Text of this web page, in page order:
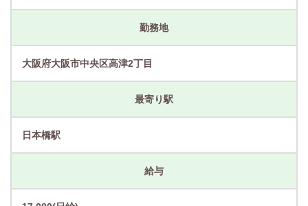
勤務地
大阪府大阪市中央区高津2丁目
最寄り駅
日本橋駅
給与